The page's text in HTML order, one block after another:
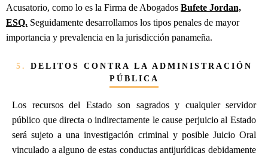
Acusatorio, como lo es la Firma de Abogados Bufete Jordan,
ESQ. Seguidamente desarrollamos los tipos penales de mayor
importancia y prevalencia en la jurisdicción panameña.
5. DELITOS CONTRA LA ADMINISTRACIÓN
PÚBLICA
Los recursos del Estado son sagrados y cualquier servidor
público que directa o indirectamente le cause perjuicio al Estado
será sujeto a una investigación criminal y posible Juicio Oral
vinculado a alguno de estas conductas antijurídicas debidamente